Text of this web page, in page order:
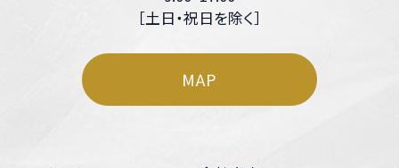
［土日・祝日を除く］
MAP